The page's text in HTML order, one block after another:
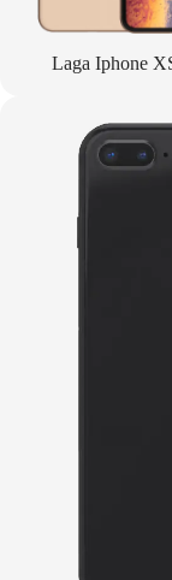
Laga Iphone